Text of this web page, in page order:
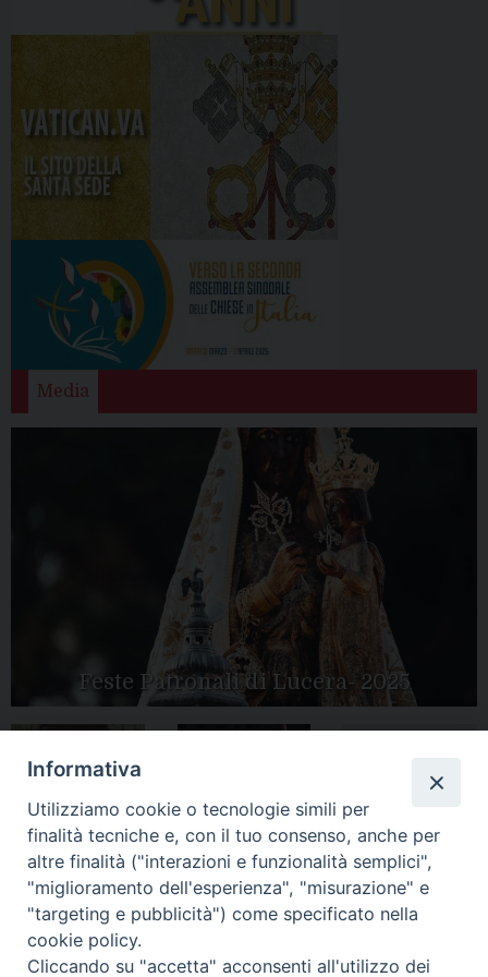
Media
Feste Patronali di Lucera- 2025
Apertura Anno
Giubilare 2025
Peregrinatio
Mariae in Diocesi
Tutte le gallery
CONTATTI:
LUCERA: Piazza Duomo, 13 - 71036 Lucera (FG) − tel.
Informativa
Utilizziamo cookie o tecnologie simili per
finalità tecniche e, con il tuo consenso, anche per
altre finalità ("interazioni e funzionalità semplici",
"miglioramento dell'esperienza", "misurazione" e
"targeting e pubblicità") come specificato nella
cookie policy.
Cliccando su "accetta" acconsenti all'utilizzo dei